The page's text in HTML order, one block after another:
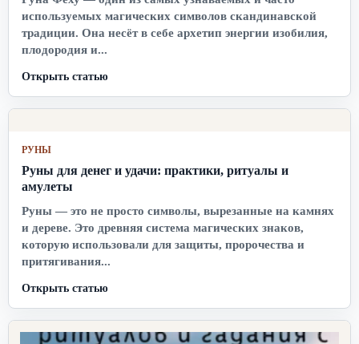
используемых магических символов скандинавской
традиции. Она несёт в себе архетип энергии изобилия,
плодородия и...
Открыть статью
РУНЫ
Руны для денег и удачи: практики, ритуалы и
амулеты
Руны — это не просто символы, вырезанные на камнях
и дереве. Это древняя система магических знаков,
которую использовали для защиты, пророчества и
притягивания...
Открыть статью